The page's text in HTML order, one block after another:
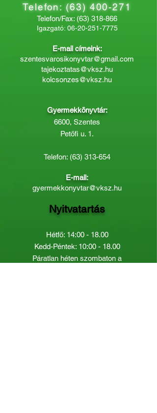
Telefon:(63) 400-271
Telefon/Fax: (63) 318-866
Igazgató: 06-20-251-7775
E-mail címeink:
szentesvarosikonyvtar@gmail.com
tajekoztatas@vksz.hu
kolcsonzes@vksz.hu
Gyermekkönyvtár:
6600, Szentes
Petőfi u. 1.
Telefon: (63) 313-654
E-mail:
gyermekkonyvtar@vksz.hu
Nyitvatartás
Hétfő: 14:00 - 18.00
Kedd-Péntek: 10:00 - 18.00
Páratlan héten szombaton a